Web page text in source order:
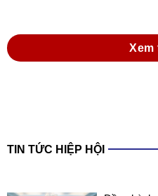
Xem
TIN TỨC HIỆP HỘI